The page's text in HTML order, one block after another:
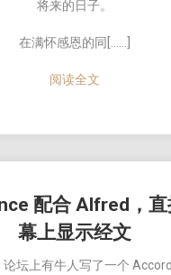
将来的日子。
在满怀感恩的同[……]
阅读全文
配合 Alfred，直
幕上显示经文
坛上有牛人写了一个